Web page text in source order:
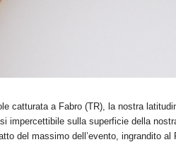
catturata a Fabro (TR), la nostra
impercettibile sulla superficie della
del massimo dell’evento, ingrandito